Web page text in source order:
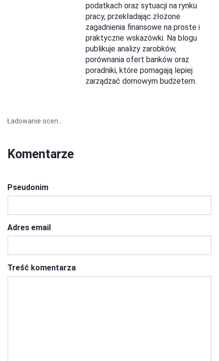
podatkach oraz sytuacji na rynku
pracy, przekładając złożone
zagadnienia finansowe na proste i
praktyczne wskazówki. Na blogu
publikuje analizy zarobków,
porównania ofert banków oraz
poradniki, które pomagają lepiej
zarządzać domowym budżetem.
Ładowanie ocen...
Komentarze
Pseudonim
Adres email
Treść komentarza